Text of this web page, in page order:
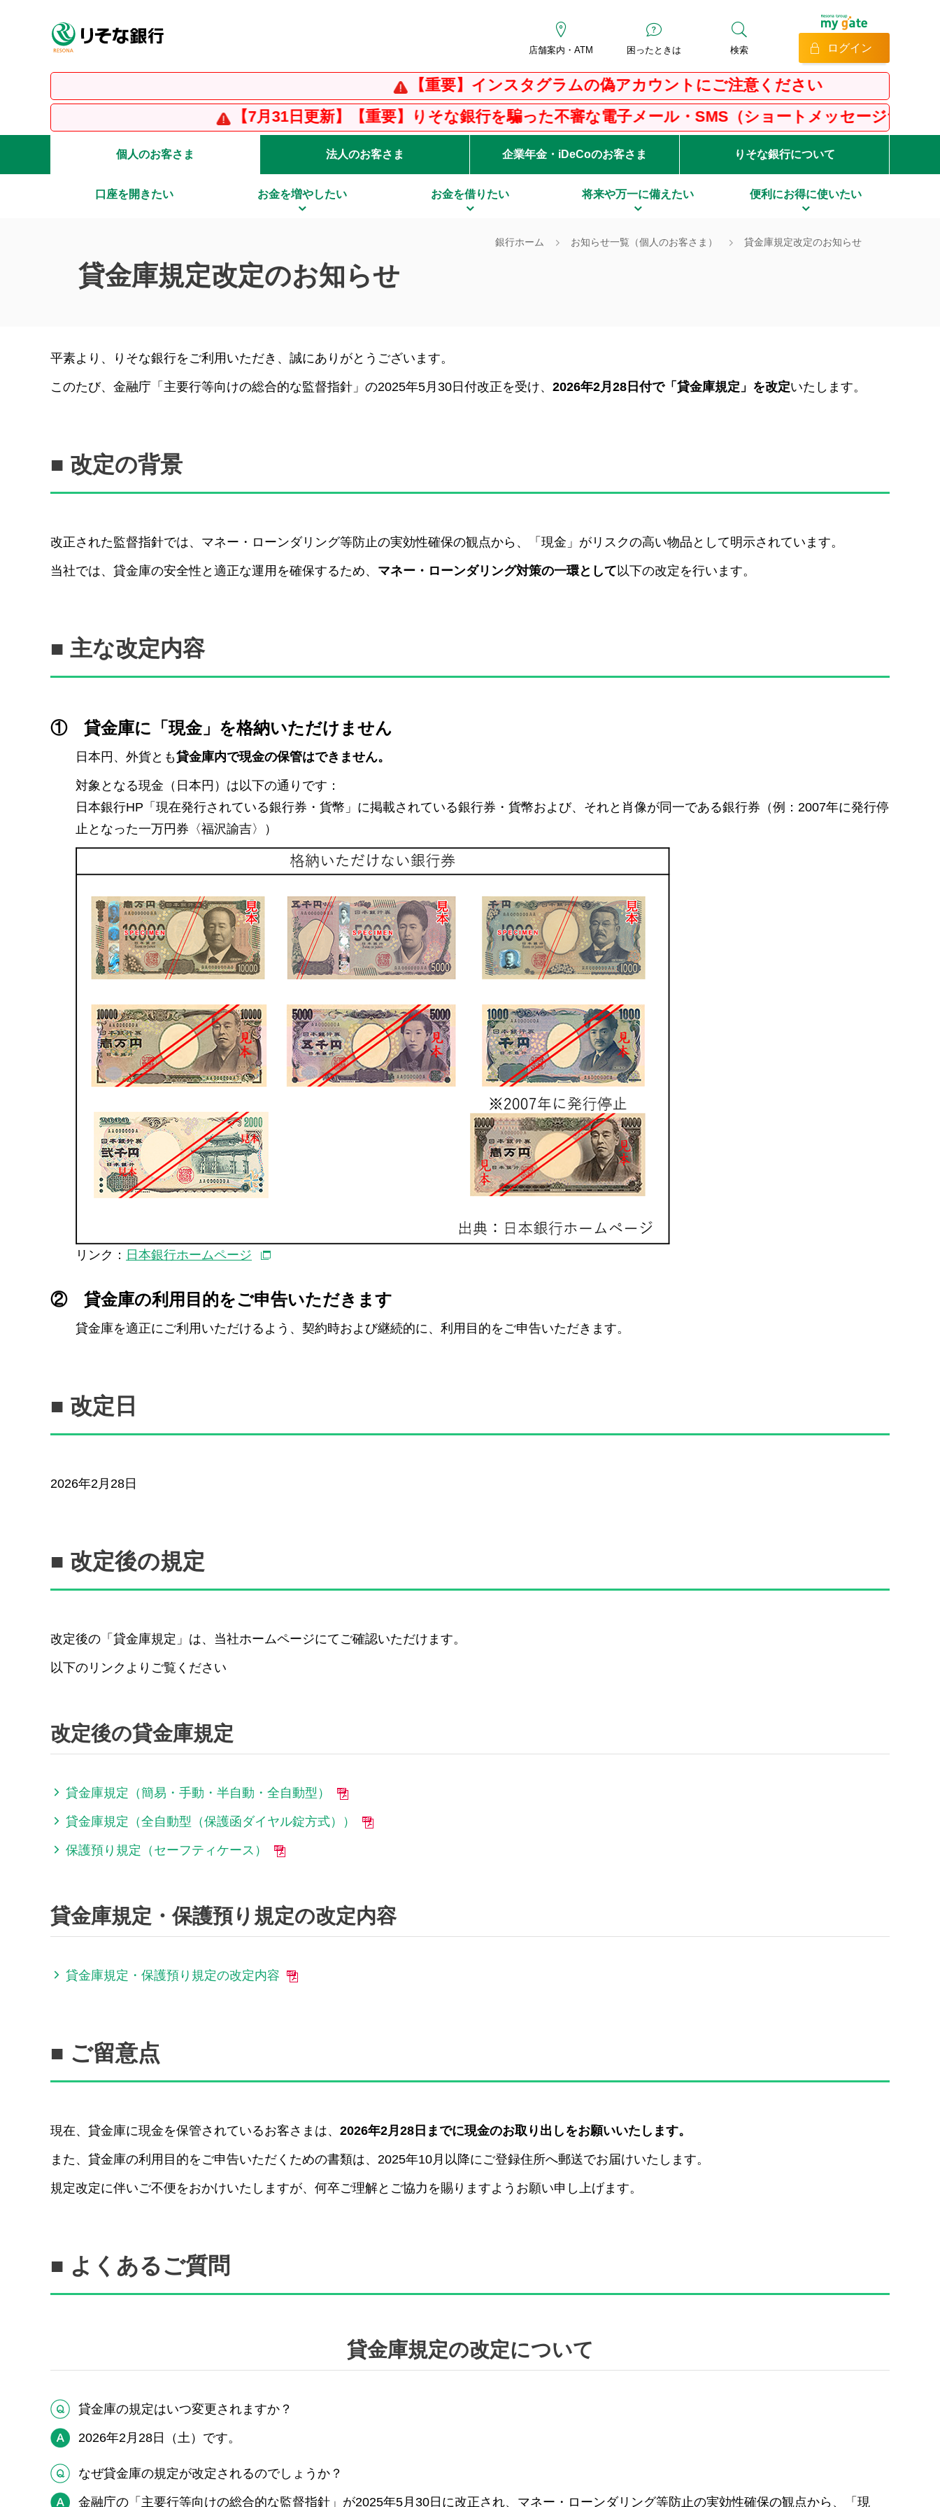
店舗案内・ATM 困ったときは 検索 ログイン
【重要】インスタグラムの偽アカウントにご注意ください
【7月31日更新】【重要】りそな銀行を騙った不審な電子メール・SMS（ショートメッセージサービス）にご注意く
個人のお客さま 法人のお客さま 企業年金・iDeCoのお客さま りそな銀行について
口座を開きたい お金を増やしたい お金を借りたい 将来や万一に備えたい 便利にお得に使いたい
銀行ホーム お知らせ一覧（個人のお客さま） 貸金庫規定改定のお知らせ
貸金庫規定改定のお知らせ
平素より、りそな銀行をご利用いただき、誠にありがとうございます。
このたび、金融庁「主要行等向けの総合的な監督指針」の2025年5月30日付改正を受け、 2026年2月28日付で「貸金庫規定」を改定いたします。
■ 改定の背景
改正された監督指針では、マネー・ローンダリング等防止の実効性確保の観点から、「現金」がリスクの高い物品として明示されています。
当社では、貸金庫の安全性と適正な運用を確保するため、 マネー・ローンダリング対策の一環として以下の改定を行います。
■ 主な改定内容
① 貸金庫に「現金」を格納いただけません
日本円、外貨とも貸金庫内で現金の保管はできません。
対象となる現金（日本円）は以下の通りです：
日本銀行HP「現在発行されている銀行券・貨幣」に掲載されている銀行券・貨幣および、それと肖像が同一である銀行券（例：2007年に発行停
止となった一万円券〈福沢諭吉〉）
リンク： 日本銀行ホームページ
② 貸金庫の利用目的をご申告いただきます
貸金庫を適正にご利用いただけるよう、契約時および継続的に、利用目的をご申告いただきます。
■ 改定日
2026年2月28日
■ 改定後の規定
改定後の「貸金庫規定」は、当社ホームページにてご確認いただけます。
以下のリンクよりご覧ください
改定後の貸金庫規定
貸金庫規定（簡易・手動・半自動・全自動型）
貸金庫規定（全自動型（保護函ダイヤル錠方式））
保護預り規定（セーフティケース）
貸金庫規定・保護預り規定の改定内容
貸金庫規定・保護預り規定の改定内容
■ ご留意点
現在、貸金庫に現金を保管されているお客さまは、 2026年2月28日までに現金のお取り出しをお願いいたします。
また、貸金庫の利用目的をご申告いただくための書類は、2025年10月以降にご登録住所へ郵送でお届けいたします。
規定改定に伴いご不便をおかけいたしますが、何卒ご理解とご協力を賜りますようお願い申し上げます。
■ よくあるご質問
貸金庫規定の改定について
Q
貸金庫の規定はいつ変更されますか？
A
2026年2月28日（土）です。
Q
なぜ貸金庫の規定が改定されるのでしょうか？
金融庁の「主要行等向けの総合的な監督指針」が2025年5月30日に改正され、マネー・ローンダリング等防止の実効性確保の観点から、「現